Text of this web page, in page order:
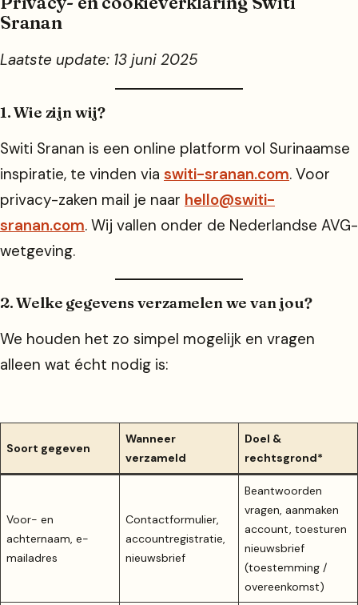
Sranan
Laatste update: 13 juni 2025
1. Wie zijn wij?
Switi Sranan is een online platform vol Surinaamse
inspiratie, te vinden via switi-sranan.com. Voor
privacy-zaken mail je naar hello@switi-
sranan.com. Wij vallen onder de Nederlandse AVG-
wetgeving.
2. Welke gegevens verzamelen we van jou?
We houden het zo simpel mogelijk en vragen
alleen wat écht nodig is:
Soort gegeven
Wanneer
verzameld
Doel &
rechtsgrond*
Voor- en
achternaam, e-
mail­adres
Contact­formulier,
account­registratie,
nieuwsbrief
Beantwoorden
vragen, aanmaken
account, toesturen
nieuwsbrief
(toestemming /
overeenkomst)